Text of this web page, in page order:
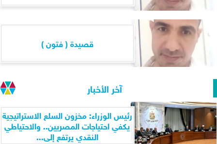
قصيدة ( فتون )
آخر الأخبار
رئيس الوزراء: مخزون السلع الاستراتيجية
يكفي احتياجات المصريين.. والاحتياطي
النقدي يرتفع إلى...